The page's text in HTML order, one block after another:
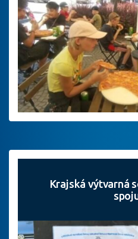
Krajská výtvarná